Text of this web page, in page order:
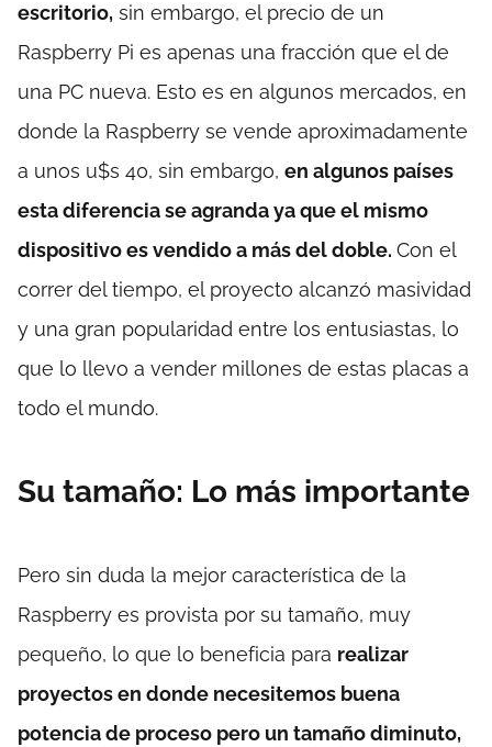
escritorio, sin embargo, el precio de un
Raspberry Pi es apenas una fracción que el de
una PC nueva. Esto es en algunos mercados, en
donde la Raspberry se vende aproximadamente
a unos u$s 40, sin embargo, en algunos países
esta diferencia se agranda ya que el mismo
dispositivo es vendido a más del doble. Con el
correr del tiempo, el proyecto alcanzó masividad
y una gran popularidad entre los entusiastas, lo
que lo llevo a vender millones de estas placas a
todo el mundo.
Su tamaño: Lo más importante
Pero sin duda la mejor característica de la
Raspberry es provista por su tamaño, muy
pequeño, lo que lo beneficia para realizar
proyectos en donde necesitemos buena
potencia de proceso pero un tamaño diminuto,